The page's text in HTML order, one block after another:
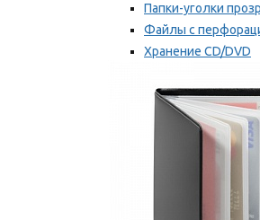
Папки-уголки
Файлы с
Хранение CD/DVD
Мы рекомендуем